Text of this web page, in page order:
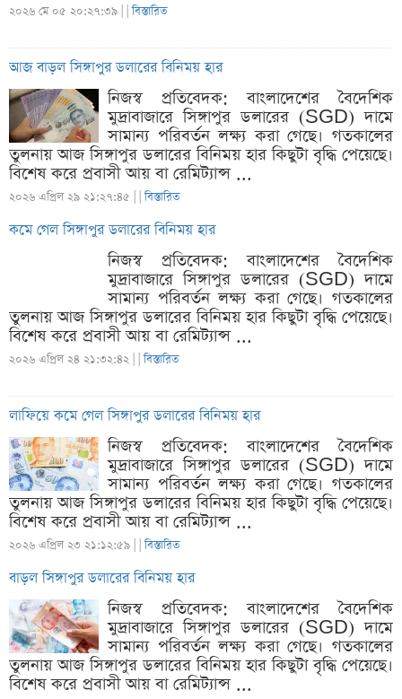
২০২৬ মে ০৫ ২০:২৭:৩৯ | |বিস্তারিত
আজ বাড়ল সিঙ্গাপুর ডলারের বিনিময় হার
নিজস্ব প্রতিবেদক: বাংলাদেশের বৈদেশিক
মুদ্রাবাজারে সিঙ্গাপুর ডলারের (SGD) দামে
সামান্য পরিবর্তন লক্ষ্য করা গেছে। গতকালের
তুলনায় আজ সিঙ্গাপুর ডলারের বিনিময় হার কিছুটা বৃদ্ধি পেয়েছে।
বিশেষ করে প্রবাসী আয় বা রেমিট্যান্স ...
২০২৬ এপ্রিল ২৯ ২১:২৭:৪৫ | |বিস্তারিত
কমে গেল সিঙ্গাপুর ডলারের বিনিময় হার
নিজস্ব প্রতিবেদক: বাংলাদেশের বৈদেশিক
মুদ্রাবাজারে সিঙ্গাপুর ডলারের (SGD) দামে
সামান্য পরিবর্তন লক্ষ্য করা গেছে। গতকালের
তুলনায় আজ সিঙ্গাপুর ডলারের বিনিময় হার কিছুটা বৃদ্ধি পেয়েছে।
বিশেষ করে প্রবাসী আয় বা রেমিট্যান্স ...
২০২৬ এপ্রিল ২৪ ২১:৩২:৪২ | |বিস্তারিত
লাফিয়ে কমে গেল সিঙ্গাপুর ডলারের বিনিময় হার
নিজস্ব প্রতিবেদক: বাংলাদেশের বৈদেশিক
মুদ্রাবাজারে সিঙ্গাপুর ডলারের (SGD) দামে
সামান্য পরিবর্তন লক্ষ্য করা গেছে। গতকালের
তুলনায় আজ সিঙ্গাপুর ডলারের বিনিময় হার কিছুটা বৃদ্ধি পেয়েছে।
বিশেষ করে প্রবাসী আয় বা রেমিট্যান্স ...
২০২৬ এপ্রিল ২৩ ২১:১২:৫৯ | |বিস্তারিত
বাড়ল সিঙ্গাপুর ডলারের বিনিময় হার
নিজস্ব প্রতিবেদক: বাংলাদেশের বৈদেশিক
মুদ্রাবাজারে সিঙ্গাপুর ডলারের (SGD) দামে
সামান্য পরিবর্তন লক্ষ্য করা গেছে। গতকালের
তুলনায় আজ সিঙ্গাপুর ডলারের বিনিময় হার কিছুটা বৃদ্ধি পেয়েছে।
বিশেষ করে প্রবাসী আয় বা রেমিট্যান্স ...